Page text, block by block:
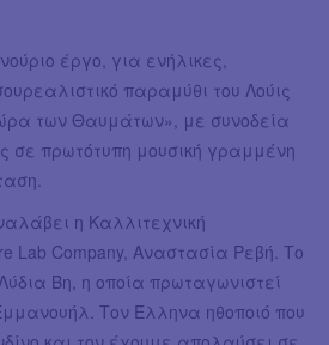
έργο, για ενήλικες,
παραμύθι του Λούις
των Θαυμάτων», με συνοδεία
σε πρωτότυπη μουσική γραμμένη
η Καλλιτεχνική
Lab Company, Αναστασία Ρεβή. Το
Βη, η οποία πρωταγωνιστεί
Τον Έλληνα ηθοποιό που